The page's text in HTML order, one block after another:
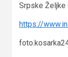
Srpske Željke
https://